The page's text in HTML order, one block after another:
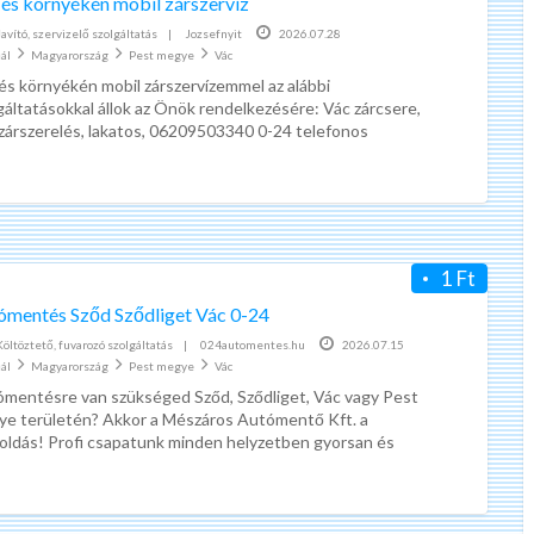
ad
tag
Vác
Javító, szervizelő szolgáltatás | Jozsefnyit
2026.07.28
Magyarország Pest megye Vác
környékén mobil zárszervízemmel az alábbi
állok az Önök rendelkezésére: Vác zárcsere,
lakatos, 06209503340 0-24 telefonos
1 Ft
Sződ Sződliget Vác 0-24
fuvarozó szolgáltatás | 024automentes.hu
2026.07.15
Magyarország Pest megye Vác
van szükséged Sződ, Sződliget, Vác vagy Pest
területén? Akkor a Mészáros Autómentő Kft. a
Profi csapatunk minden helyzetben gyorsan és
Kérdőív kitöltés pénzért | marketagent | valós, fizető munka
internetes
nem
kell és
ö
n
e
k
l
e
g
c
Az önnek legolcsóbb kötelező biztosítást keresi?
legegyszerűbb módja
Az Önnek legolcsóbb kötelező